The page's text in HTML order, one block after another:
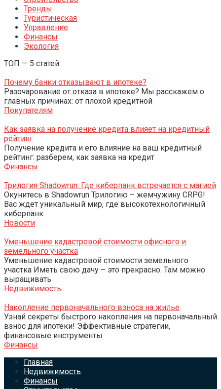
Тренды
Туристическая
Управление
Финансы
Экология
ТОП — 5 статей
Почему банки отказывают в ипотеке?
Разочарование от отказа в ипотеке? Мы расскажем о
главных причинах: от плохой кредитной
Покупателям
Как заявка на получение кредита влияет на кредитный
рейтинг
Получение кредита и его влияние на ваш кредитный
рейтинг: разберем, как заявка на кредит
Финансы
Трилогия Shadowrun: Где киберпанк встречается с магией
Окунитесь в Shadowrun Трилогию – жемчужину CRPG!
Вас ждет уникальный мир, где высокотехнологичный
киберпанк
Новости
Уменьшение кадастровой стоимости офисного и
земельного участка
Уменьшение кадастровой стоимости земельного
участка Иметь свою дачу – это прекрасно. Там можно
выращивать
Недвижимость
Накопление первоначального взноса на жилье
Узнай секреты быстрого накопления на первоначальный
взнос для ипотеки! Эффективные стратегии,
финансовые инструменты
Финансы
Главная
Недвижимость
Финансы